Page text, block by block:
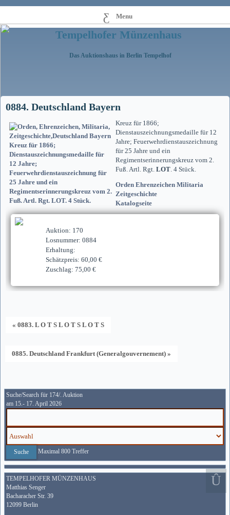
Menu
Tempelhofer Münzenhaus
Das Auktionshaus in Berlin Tempelhof
0884. Deutschland Bayern
Kreuz für 1866;
Dienstauszeichnungsmedaille für 12
Jahre; Feuerwehrdienstauszeichnung
für 25 Jahre und ein
Regimentserinnerungskreuz vom 2.
Fuß. Artl. Rgt. LOT. 4 Stück.
Orden Ehrenzeichen Militaria
Zeitgeschichte
Katalogseite
Auktion: 170
Losnummer: 0884
Erhaltung:
Schätzpreis: 60,00 €
Zuschlag: 75,00 €
« 0883. L O T S L O T S L O T S
0885. Deutschland Frankfurt (Generalgouvernement) »
Suche/Search für 174/. Auktion
am 15.- 17. April 2026
Maximal 800 Treffer
TEMPELHOFER MÜNZENHAUS
Matthias Senger
Bacharacher Str. 39
12099 Berlin